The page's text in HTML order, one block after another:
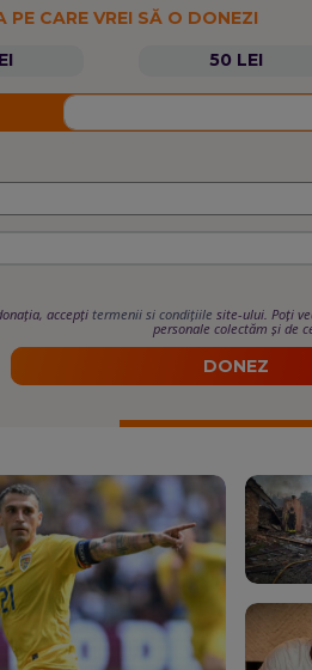
PE CARE VREI SĂ O DONEZI
50 LEI
accepțitermenii si condițiile site-ului. Poți
personale colectăm și de
DONEZ